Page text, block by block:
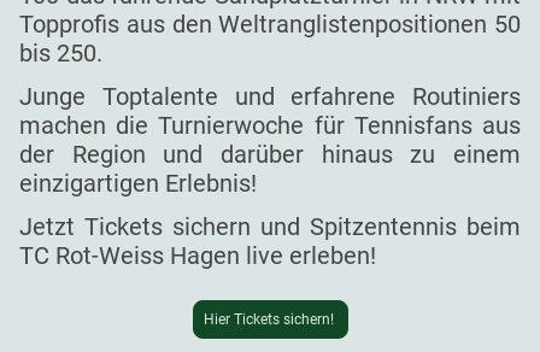
Topprofis aus den Weltranglistenpositionen 50
bis 250.
Junge Toptalente und erfahrene Routiniers
machen die Turnierwoche für Tennisfans aus
der Region und darüber hinaus zu einem
einzigartigen Erlebnis!
Jetzt Tickets sichern und Spitzentennis beim
TC Rot-Weiss Hagen live erleben!
Hier Tickets sichern!